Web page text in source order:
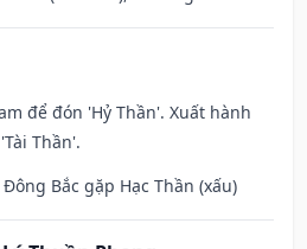
để đón 'Hỷ Thần'. Xuất hành
Thần'.
Bắc gặp Hạc Thần (xấu)